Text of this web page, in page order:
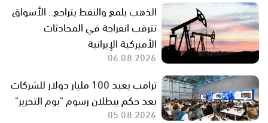
الذهب يلمع والنفط يتراجع.. الأسواق
تترقب انفراجة في المحادثات
الأميركية الإيرانية
06.08.2026
ترامب يعيد 100 مليار دولار للشركات
بعد حكم ببطلان رسوم "يوم التحرير"
05.08.2026